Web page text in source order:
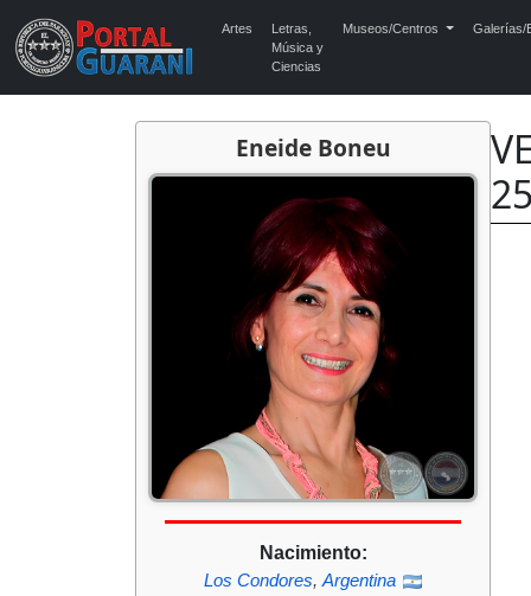
Artes
Letras,
Música y
Ciencias
Museos/Centros Galerías/
Eneide Boneu
Nacimiento:
Los Condores, Argentina